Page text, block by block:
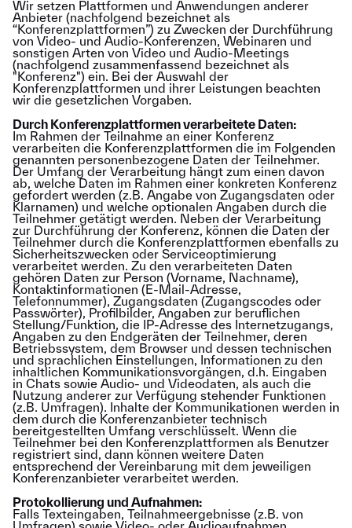
Wir setzen Plattformen und Anwendungen anderer
Anbieter (nachfolgend bezeichnet als
“Konferenzplattformen”) zu Zwecken der Durchführung
von Video- und Audio-Konferenzen, Webinaren und
sonstigen Arten von Video und Audio-Meetings
(nachfolgend zusammenfassend bezeichnet als
"Konferenz") ein. Bei der Auswahl der
Konferenzplattformen und ihrer Leistungen beachten
wir die gesetzlichen Vorgaben.
Durch Konferenzplattformen verarbeitete Daten:
Im Rahmen der Teilnahme an einer Konferenz
verarbeiten die Konferenzplattformen die im Folgenden
genannten personenbezogene Daten der Teilnehmer.
Der Umfang der Verarbeitung hängt zum einen davon
ab, welche Daten im Rahmen einer konkreten Konferenz
gefordert werden (z.B. Angabe von Zugangsdaten oder
Klarnamen) und welche optionalen Angaben durch die
Teilnehmer getätigt werden. Neben der Verarbeitung
zur Durchführung der Konferenz, können die Daten der
Teilnehmer durch die Konferenzplattformen ebenfalls zu
Sicherheitszwecken oder Serviceoptimierung
verarbeitet werden. Zu den verarbeiteten Daten
gehören Daten zur Person (Vorname, Nachname),
Kontaktinformationen (E-Mail-Adresse,
Telefonnummer), Zugangsdaten (Zugangscodes oder
Passwörter), Profilbilder, Angaben zur beruflichen
Stellung/Funktion, die IP-Adresse des Internetzugangs,
Angaben zu den Endgeräten der Teilnehmer, deren
Betriebssystem, dem Browser und dessen technischen
und sprachlichen Einstellungen, Informationen zu den
inhaltlichen Kommunikationsvorgängen, d.h. Eingaben
in Chats sowie Audio- und Videodaten, als auch die
Nutzung anderer zur Verfügung stehender Funktionen
(z.B. Umfragen). Inhalte der Kommunikationen werden in
dem durch die Konferenzanbieter technisch
bereitgestellten Umfang verschlüsselt. Wenn die
Teilnehmer bei den Konferenzplattformen als Benutzer
registriert sind, dann können weitere Daten
entsprechend der Vereinbarung mit dem jeweiligen
Konferenzanbieter verarbeitet werden.
Protokollierung und Aufnahmen:
Falls Texteingaben, Teilnahmeergebnisse (z.B. von